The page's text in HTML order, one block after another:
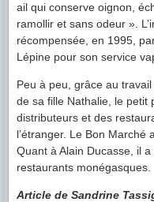
ail qui conserve oignon,
ramollir et sans odeur ».
récompensée, en 1995,
Lépine pour son service
Peu à peu, grâce au
de sa fille Nathalie, le petit
distributeurs et des
l’étranger. Le Bon Marché
Quant à Alain Ducasse, il
restaurants monégasques.
Article de Sandrine